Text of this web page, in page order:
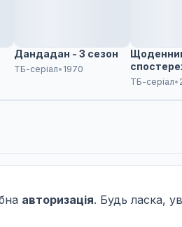
Дандадан - 3 сезон
ТБ-серіал• 1970
ТБ-серіал•
авторизація. Будь ласка,